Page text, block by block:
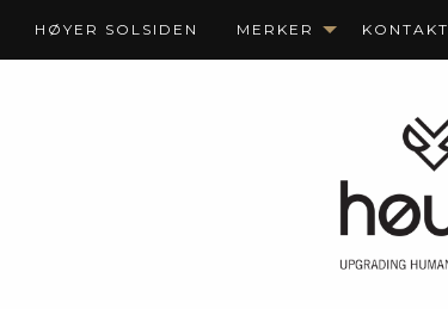
HØYER SOLSIDEN MERKER KONTAKT